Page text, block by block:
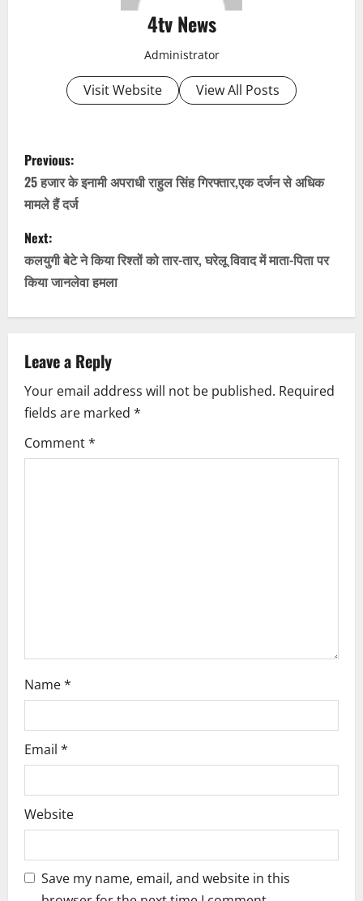
4tv News
Administrator
Visit Website View All Posts
P
o
s
t
n
a
v
i
g
a
Previous:
25 हजार के इनामी अपराधी राहुल सिंह गिरफ्तार,एक दर्जन से अधिक
मामले हैं दर्ज
Next:
कलयुगी बेटे ने किया रिश्तों को तार-तार, घरेलू विवाद में माता-पिता पर
किया जानलेवा हमला
Leave a Reply
Your email address will not be published. Required
fields are marked *
Comment*
Name*
Email *
Website
Save my name, email, and website in this